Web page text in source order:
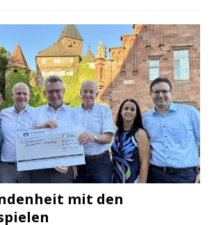
mit den